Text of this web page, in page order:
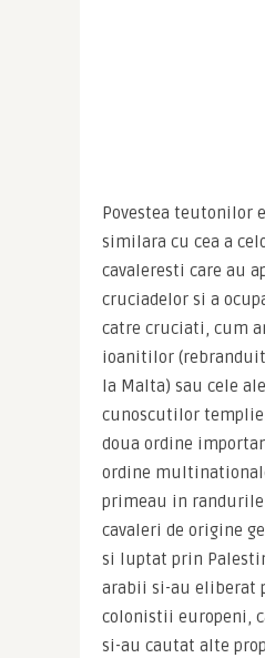
Povestea teutonilor
similara cu cea a
cavaleresti care au
cruciadelor si a
catre cruciati, cum
ioanitilor
la Malta) sau cele
cunoscutilor
doua ordine
ordine
primeau in
cavaleri de origine
si luptat prin
arabii si-au eliberat
colonistii europeni,
si-au cautat alte